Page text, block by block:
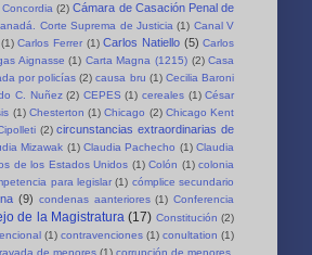
(2) Cámara de Casación Penal de
Corte Suprema de Justicia (1) Canal V
(1) Carlos Ferrer (1) Carlos Natiello (5) Carlos
Aignasse (1) Carta Magna (1215) (2) Casa
por policías (2) causa bru (1) Cecilia Baroni
C. Nuñez (2) CEPES (1) cereales (1) César
(1) Chesterton (1) Chicago (2) Chicago Kent
(2) circunstancias extraordinarias de
Mizawak (1) Claudia Pachecho (1) Claudia
de los Estados Unidos (1) Colón (1) colonia
para legislar (1) cómplice secundario
(9) condenas aanteriores (1) Conferencia
de la Magistratura (17) Constitución (2)
(1) contravenciones (1) conultation (1)
de menores (1) corrupción de menores.